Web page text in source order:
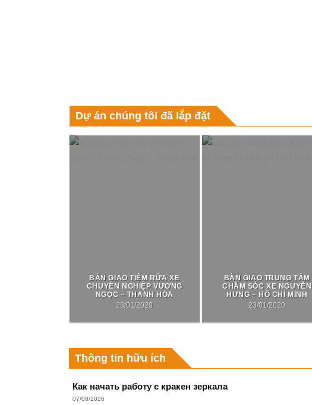
Dự án chúng tôi đã lắp đặt
BÀN GIAO TIỆM RỬA XE
CHUYÊN NGHIỆP VƯƠNG
NGỌC – THANH HÓA
23/01/2020
BÀN GIAO TRUNG TÂM
CHĂM SÓC XE NGUYỄN
HƯNG – HỒ CHÍ MINH
23/01/2020
Thông tin hữu ích
Как начать работу с кракен зеркала
07/08/2026